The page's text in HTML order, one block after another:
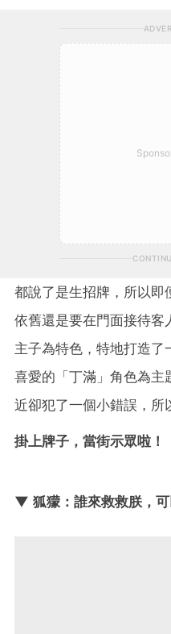
都說了是生招牌，所以即
依舊還是要在門面接待客
主子為特色，特地打造了
喜愛的「丁滿」角色為主
近卻犯了一個小錯誤，所
掛上牌子，當街示眾啦！
▼ 狐獴：誰來救救朕，